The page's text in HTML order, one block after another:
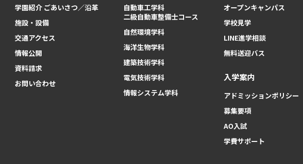
学園紹介 ごあいさつ／沿革
施設・設備
交通アクセス
情報公開
資料請求
お問い合わせ
自動車工学科
二級自動車整備士コース
自然環境学科
海洋生物学科
建築技術学科
電気技術学科
情報システム学科
オープンキャンパス
学校見学
LINE進学相談
無料送迎バス
入学案内
アドミッションポリシー
募集要項
AO入試
学費サポート